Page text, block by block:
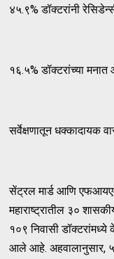
४५.९% डॉक्टरांनी
१६.५% डॉक्टरांच्या
सर्वेक्षणातून धक्कादायक
सेंट्रल मार्ड आणि
महाराष्ट्रातील ३०
१०९ निवासी
आले आहे. अहवालानुसार,